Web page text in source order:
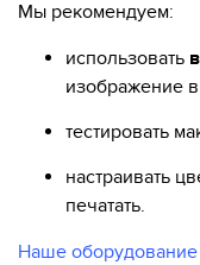
Мы рекомендуем:
использовать
изображение
тестировать
настраивать
печатать.
Наше оборудование